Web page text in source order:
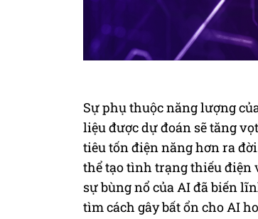
Sự phụ thuộc năng lượng
liệu được dự đoán sẽ tăng
tiêu tốn điện năng hơn ra
thể tạo tình trạng thiếu điện
sự bùng nổ của AI đã biến
tìm cách gây bất ổn cho AI